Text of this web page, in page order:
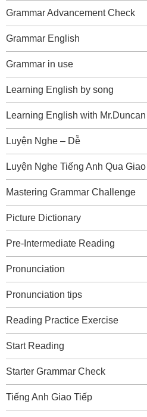
Grammar Advancement Check
Grammar English
Grammar in use
Learning English by song
Learning English with Mr.Duncan
Luyện Nghe – Dễ
Luyện Nghe Tiếng Anh Qua
Mastering Grammar Challenge
Picture Dictionary
Pre-Intermediate Reading
Pronunciation
Pronunciation tips
Reading Practice Exercise
Start Reading
Starter Grammar Check
Tiếng Anh Giao Tiếp